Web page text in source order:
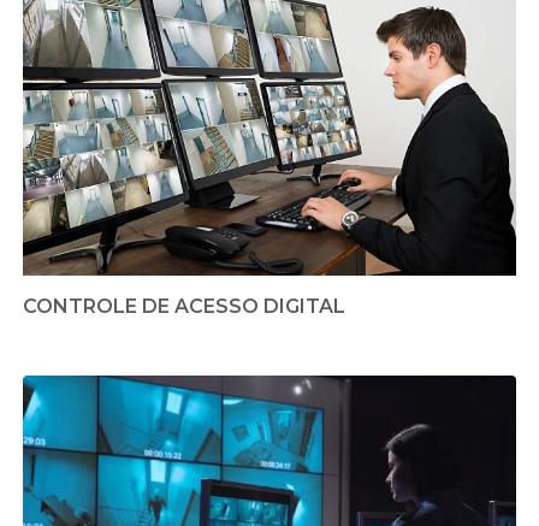
CONTROLE DE ACESSO DIGITAL